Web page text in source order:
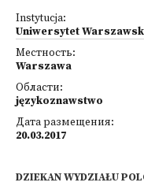
Instytucja:
Uniwersytet
Местность:
Warszawa
Области:
językoznawstwo
Дата размещения:
20.03.2017
DZIEKAN WYDZIAŁU